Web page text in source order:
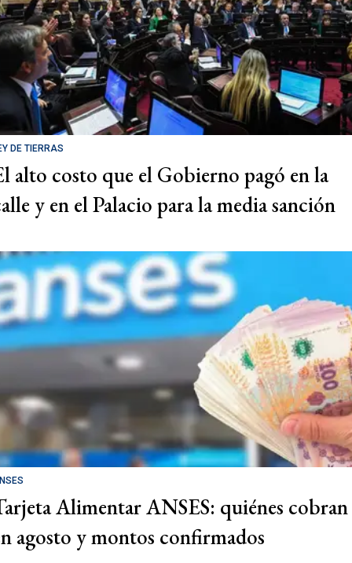
DE TIERRAS
alto costo que el Gobierno pagó en la
y en el Palacio para la media sanción
Alimentar ANSES: quiénes cobran
agosto y montos confirmados